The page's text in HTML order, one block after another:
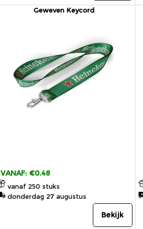
Geweven Keycord
VANAF: €0.48
vanaf 250 stuks
donderdag 27 augustus
Bekijk